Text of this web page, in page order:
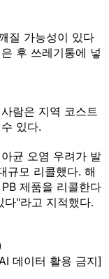
질 가능성이 있다
후 쓰레기통에 넣
람은 지역 코스트
있다.
균 오염 우려가 발
규모 리콜했다. 해
제품을 리콜한다
"라고 지적했다.
데이터 활용 금지]